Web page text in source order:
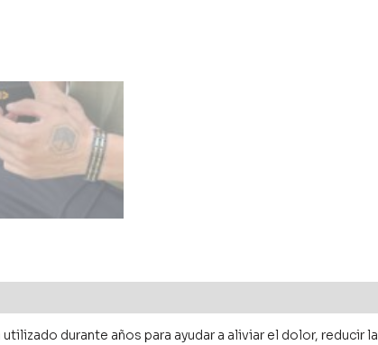
durante años para ayudar a aliviar el dolor, reducir